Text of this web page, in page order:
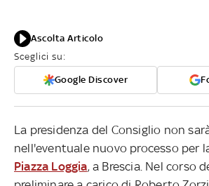
Ascolta Articolo
Sceglici su:
Google Discover
La presidenza del Consiglio non
nell'eventuale nuovo processo per
Piazza Loggia, a Brescia. Nel corso